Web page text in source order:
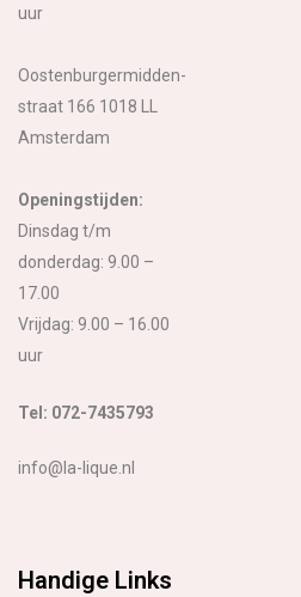
uur
Oostenburgermidden-
straat 166 1018 LL
Amsterdam
Openingstijden:
Dinsdag t/m
donderdag: 9.00 –
17.00
Vrijdag: 9.00 – 16.00
uur
Tel: 072-7435793
info@la-lique.nl
Handige Links